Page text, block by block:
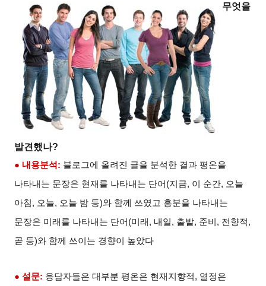
무엇을
발견했나?
● 내용분석: 블로그에 올려진 글을 분석한 결과 평온을
나타내는 문장은 현재를 나타내는 단어 (지금, 이 순간, 오늘
아침, 오늘, 오늘 밤 등)와 함께 쓰였고 흥분을 나타내는
문장은 미래를 나타내는 단어 (미래 , 내일, 출발, 준비 , 전향적,
곧 등)와 함께 쓰이는 경향이 높았다
● 설문: 응답자들은 대부분 평온은 현재지향적, 열정은